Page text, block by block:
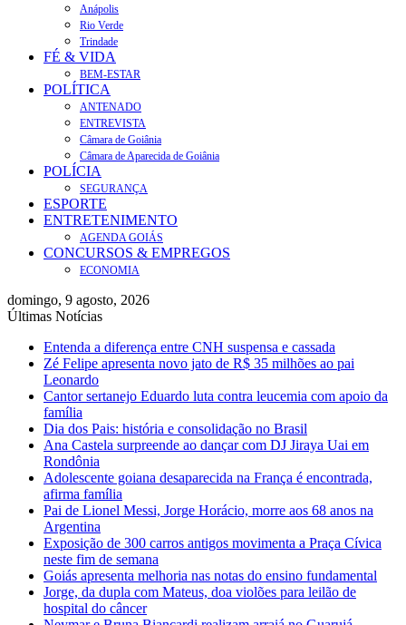
Anápolis
Rio Verde
Trindade
FÉ & VIDA
BEM-ESTAR
POLÍTICA
ANTENADO
ENTREVISTA
Câmara de Goiânia
Câmara de Aparecida de Goiânia
POLÍCIA
SEGURANÇA
ESPORTE
ENTRETENIMENTO
AGENDA GOIÁS
CONCURSOS & EMPREGOS
ECONOMIA
domingo, 9 agosto, 2026
Últimas Notícias
Entenda a diferença entre CNH suspensa e cassada
Zé Felipe apresenta novo jato de R$ 35 milhões ao pai
Leonardo
Cantor sertanejo Eduardo luta contra leucemia com apoio da
família
Dia dos Pais: história e consolidação no Brasil
Ana Castela surpreende ao dançar com DJ Jiraya Uai em
Rondônia
Adolescente goiana desaparecida na França é encontrada,
afirma família
Pai de Lionel Messi, Jorge Horácio, morre aos 68 anos na
Argentina
Exposição de 300 carros antigos movimenta a Praça Cívica
neste fim de semana
Goiás apresenta melhoria nas notas do ensino fundamental
Jorge, da dupla com Mateus, doa violões para leilão de
hospital do câncer